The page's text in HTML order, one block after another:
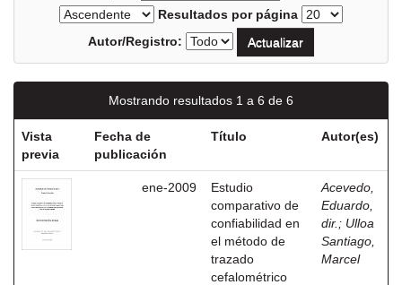
Resultados por página
Autor/Registro:
Mostrando resultados 1 a 6 de 6
Vista
previa
Fecha de
publicación
Título Autor(es)
ene-2009
Estudio
comparativo de
confiabilidad en
el método de
trazado
cefalométrico
Acevedo,
Eduardo,
dir. ; Ulloa
Santiago,
Marcel